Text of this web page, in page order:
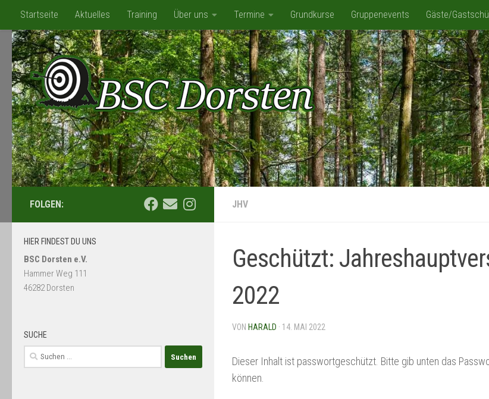
Zum Inhalt springen
Startseite Aktuelles Training Über uns Termine Grundkurse Gruppenevents Gäste/
Mediathek BSC-Shop/Flohmarkt Kooperation mit ATLANTIS Spassbad Dorsten
JHV
Geschützt:
2022
VON HARALD · 14. MAI 2022
Dieser Inhalt ist passwortgeschützt. Bitte gib unten das
können.
FOLGEN:
HIER FINDEST DU UNS
BSC Dorsten e.V.
Hammer Weg 111
46282 Dorsten
SUCHE
Suchen
nach: